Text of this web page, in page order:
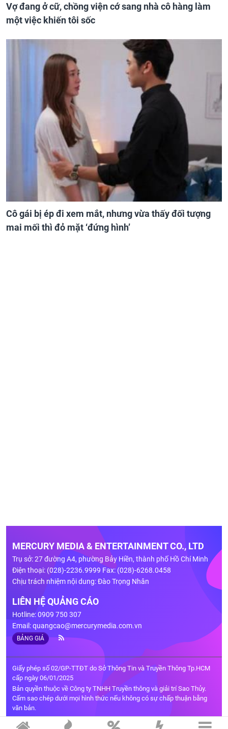
Vợ đang ở cữ, chồng viện cớ sang nhà cô hàng làm
một việc khiến tôi sốc
Cô gái bị ép đi xem mắt, nhưng vừa thấy đối tượng
mai mối thì đỏ mặt ‘đứng hình’
MERCURY MEDIA & ENTERTAINMENT CO., LTD
Trụ sở: 27 đường A4, phường Bảy Hiền, thành phố Hồ Chí Minh
Điện thoại: (028)-2236.9999 Fax: (028)-6268.0458
Chịu trách nhiệm nội dung: Đào Trọng Nhân
LIÊN HỆ QUẢNG CÁO
Hotline: 0909 750 307
Email:quangcao@mercurymedia.com.vn
BẢNG GIÁ
Giấy phép số 02/GP-TTĐT do Sở Thông Tin và Truyền Thông Tp.HCM
cấp ngày 06/01/2025
Bản quyền thuộc về Công ty TNHH Truyền thông và giải trí Sao Thủy.
Cấm sao chép dưới mọi hình thức nếu không có sự chấp thuận bằng
văn bản.